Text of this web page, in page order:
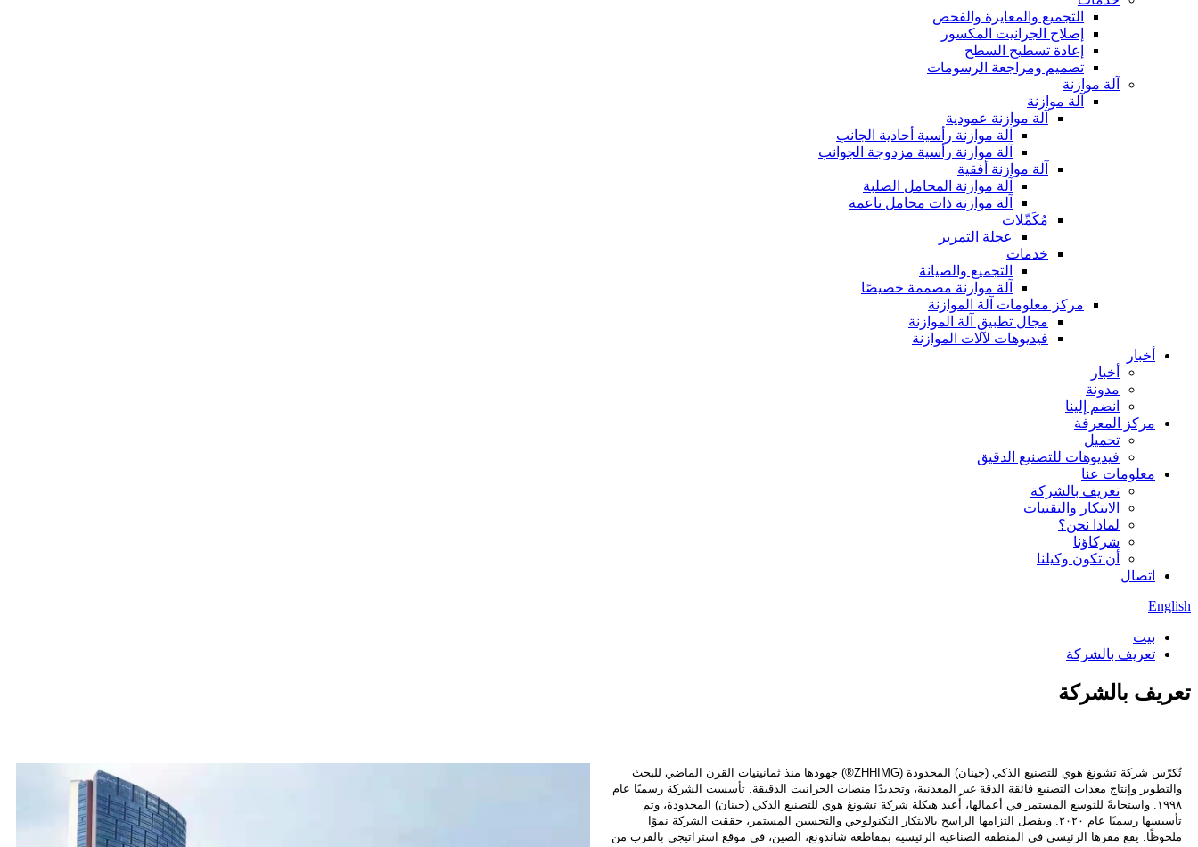
التجميع والمعايرة والفحص
إصلاح الجرانيت المكسور
إعادة تسطيح السطح
تصميم ومراجعة الرسومات
آلة موازنة
آلة موازنة
آلة موازنة عمودية
آلة موازنة رأسية أحادية الجانب
آلة موازنة رأسية مزدوجة الجوانب
آلة موازنة أفقية
آلة موازنة المحامل الصلبة
آلة موازنة ذات محامل ناعمة
مُكَمِّلات
عجلة التمرير
خدمات
التجميع والصيانة
آلة موازنة مصممة خصيصًا
مركز معلومات آلة الموازنة
مجال تطبيق آلة الموازنة
فيديوهات لآلات الموازنة
أخبار
أخبار
مدونة
انضم إلينا
مركز المعرفة
تحميل
فيديوهات للتصنيع الدقيق
معلومات عنا
تعريف بالشركة
الابتكار والتقنيات
لماذا نحن؟
شركاؤنا
أن تكون وكيلنا
اتصال
English
بيت
تعريف بالشركة
تعريف بالشركة
تُكرّس شركة تشونغ هوي للتصنيع الذكي (جينان) المحدودة (ZHHIMG®) جهودها منذ ثمانينيات القرن الماضي للبحث
والتطوير وإنتاج معدات التصنيع فائقة الدقة غير المعدنية، وتحديدًا منصات الجرانيت الدقيقة. تأسست الشركة رسميًا عام
١٩٩٨. واستجابةً للتوسع المستمر في أعمالها، أُعيد هيكلة شركة تشونغ هوي للتصنيع الذكي (جينان) المحدودة، وتم
تأسيسها رسميًا عام ٢٠٢٠. وبفضل التزامها الراسخ بالابتكار التكنولوجي والتحسين المستمر، حققت الشركة نموًا
ملحوظًا. يقع مقرها الرئيسي في المنطقة الصناعية الرئيسية بمقاطعة شاندونغ، الصين، في موقع استراتيجي بالقرب من